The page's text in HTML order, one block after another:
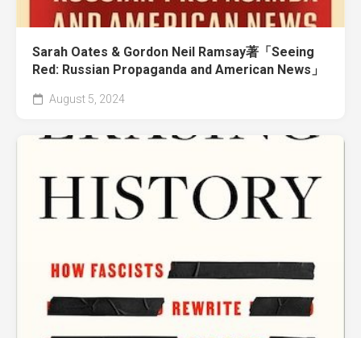
Sarah Oates & Gordon Neil Ramsay著「Seeing
Red: Russian Propaganda and American News」
August 5, 2024